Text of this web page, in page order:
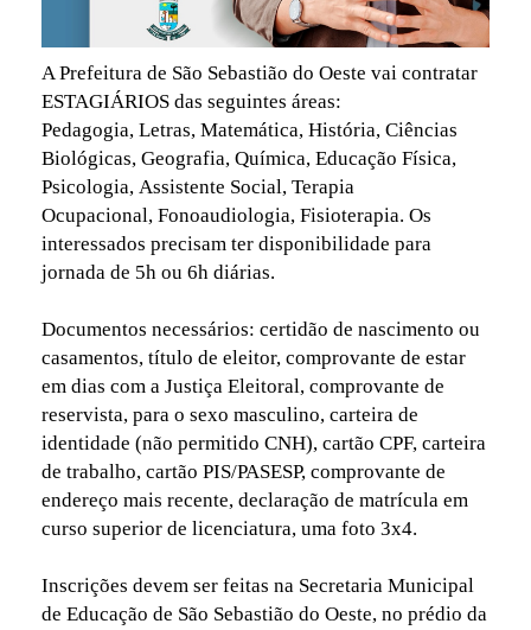
A Prefeitura de São Sebastião do Oeste vai contratar
ESTAGIÁRIOS das seguintes áreas:
Pedagogia, Letras, Matemática, História, Ciências
Biológicas, Geografia, Química, Educação Física,
Psicologia, Assistente Social, Terapia
Ocupacional, Fonoaudiologia, Fisioterapia. Os
interessados precisam ter disponibilidade para
jornada de 5h ou 6h diárias.
Documentos necessários: certidão de nascimento ou
casamentos, título de eleitor, comprovante de estar
em dias com a Justiça Eleitoral, comprovante de
reservista, para o sexo masculino, carteira de
identidade (não permitido CNH), cartão CPF, carteira
de trabalho, cartão PIS/PASESP, comprovante de
endereço mais recente, declaração de matrícula em
curso superior de licenciatura, uma foto 3x4.
Inscrições devem ser feitas na Secretaria Municipal
de Educação de São Sebastião do Oeste, no prédio da